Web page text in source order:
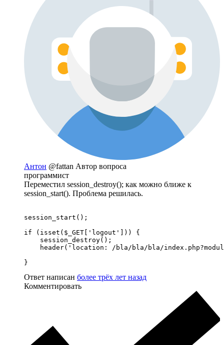
Антон @fattan Автор вопроса
программист
Переместил session_destroy(); как можно ближе к
session_start(). Проблема решилась.
session_start();
if (isset($_GET['logout'])) {
    session_destroy();
header('location: /bla/bla/bla/
}
Ответ написан более трёх лет назад
Комментировать